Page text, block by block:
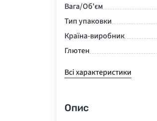
Вага/Об'єм
Тип упаковки
Країна-виробник
Глютен
Всі характеристики
Опис